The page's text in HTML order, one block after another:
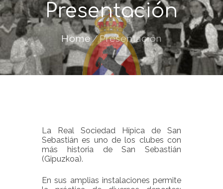
Presentación
Home Presentación
La Real Sociedad Hípica de San
Sebastián es uno de los clubes con
más historia de San Sebastián
(Gipuzkoa).
En sus amplias instalaciones permite